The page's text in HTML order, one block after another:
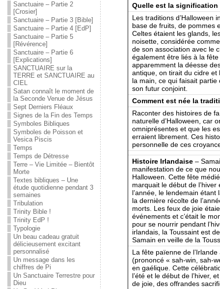
Sanctuaire – Partie 2
[Crosier]
Sanctuaire – Partie 3 [Bible]
Sanctuaire – Partie 4 [EdP]
Sanctuaire – Partie 5
[Révérence]
Sanctuaire – Partie 6
[Explications]
SANCTUAIRE sur la
TERRE et SANCTUAIRE au
CIEL
Satan connaît le moment de
la Seconde Venue de Jésus
Sept Derniers Fléaux
Signes de la Fin des Temps
Symboles Bibliques
Symboles de Poisson et
Vesica Piscis
Temps
Temps de Détresse
Terre – Vie Limitée – Bientôt
Morte
Textes bibliques – Une
étude quotidienne pendant 3
semaines
Tribulation
Trinity Bible !
Trinity EdP !
Typologie
Un beau cadeau gratuit
délicieusement excitant
personnalisé
Un message dans les
chiffres de Pi
Un Sanctuaire Terrestre pour
Dieu
Quelle est la
Les traditions d’Halloween
base de fruits, de pommes
Celtes étaient les glands,
noisette, considérée
de son association avec le
également être liés à la
apparemment la déesse
antique, on tirait du cidre
la main, ce qui faisait partie
son futur conjoint.
Comment est née la
Raconter des histoires de
naturelle d’Halloween, car
omniprésentes et que les
erraient librement. Ces
personnelle de ces
Histoire Irlandaise–
manifestation de ce que
Halloween. Cette fête
marquait le début de
l’année, le lendemain étant
la dernière récolte de
morts. Les feux de joie
événements et c’était le
pour se nourrir pendant
irlandais, la Toussaint est
Samain en veille de la
La fête païenne de
(prononcé « sah-win, sah-
en gaélique. Cette
l’été et le début de l’hiver,
de joie, des offrandes